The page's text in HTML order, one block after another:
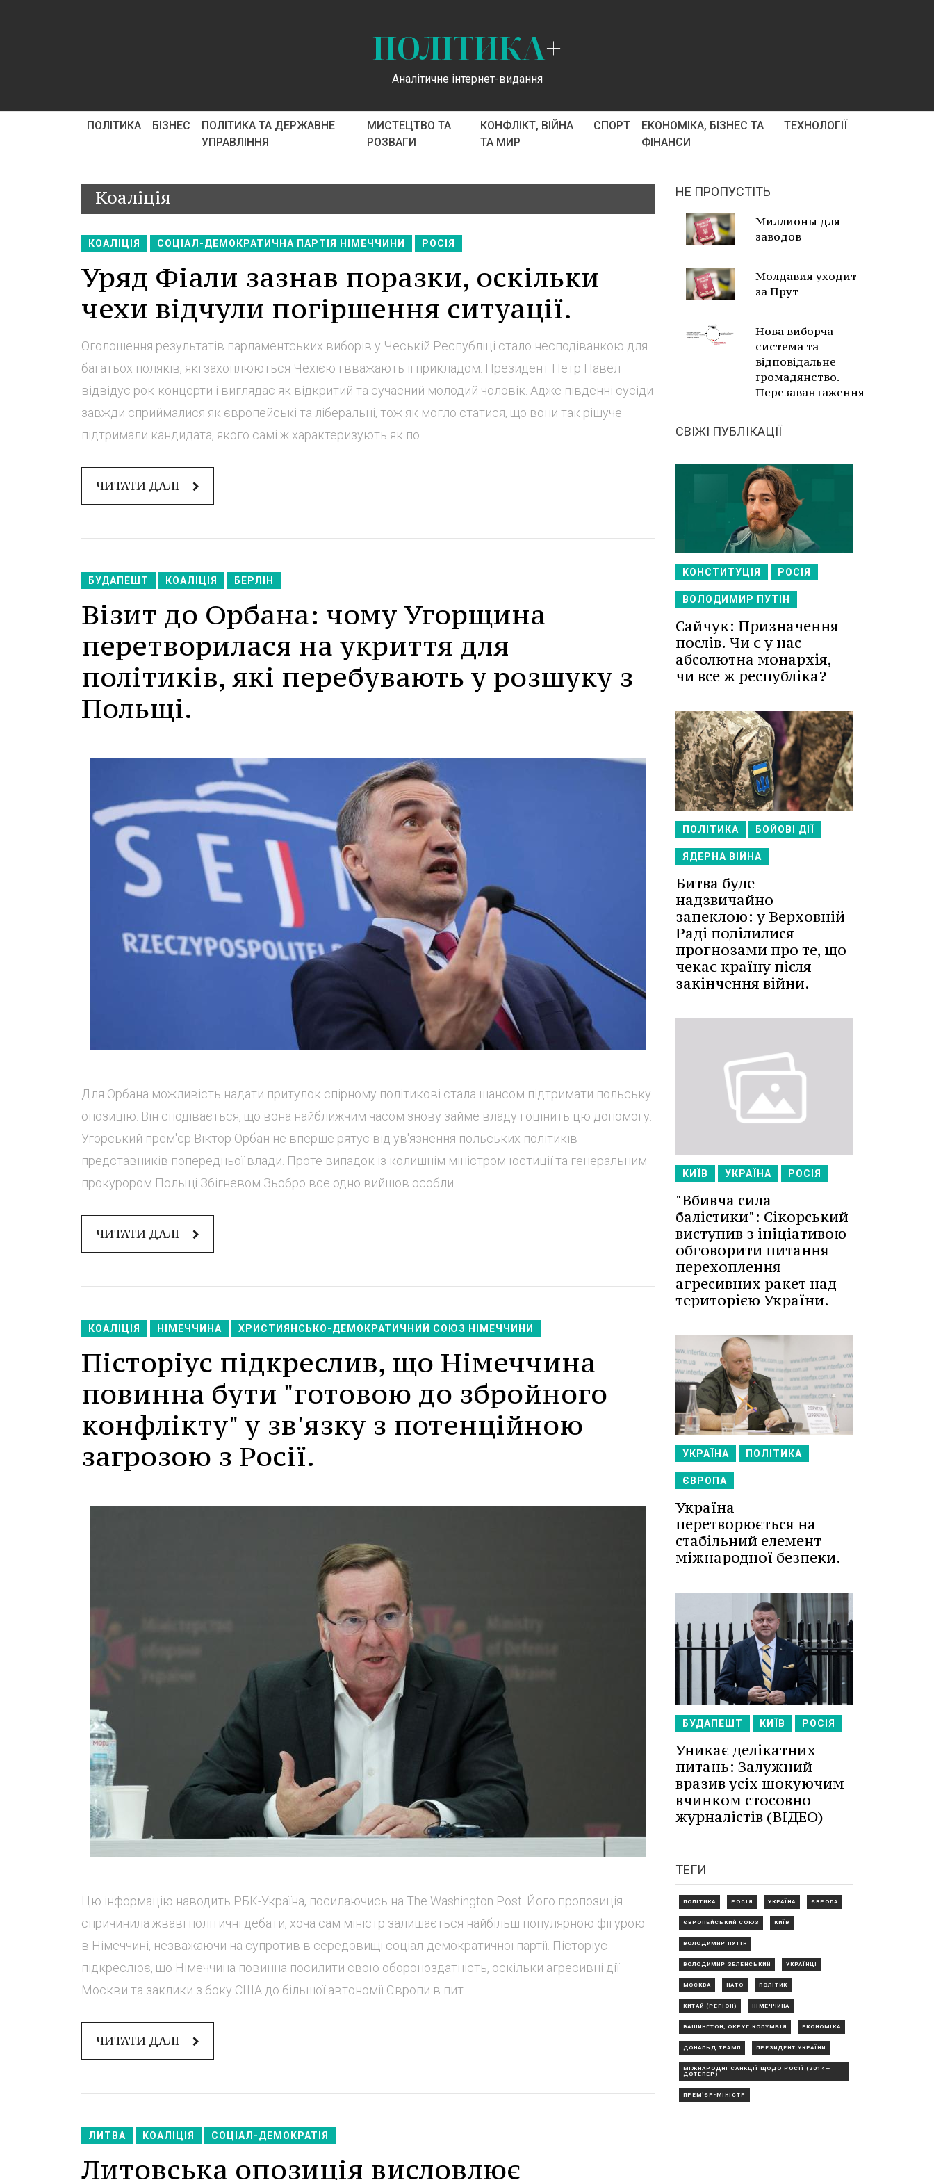
ПОЛІТИКА+
Аналітичне інтернет-видання
ПОЛІТИКА БІЗНЕС
ПОЛІТИКА ТА ДЕРЖАВНЕ
УПРАВЛІННЯ
МИСТЕЦТВО ТА
РОЗВАГИ
КОНФЛІКТ, ВІЙНА
ТА МИР
СПОРТ
ЕКОНОМІКА, БІЗНЕС ТА
ФІНАНСИ
ТЕХНОЛОГІЇ
Коаліція
КОАЛІЦІЯ СОЦІАЛ-ДЕМОКРАТИЧНА ПАРТІЯ НІМЕЧЧИНИ РОСІЯ
Уряд Фіали зазнав поразки, оскільки
чехи відчули погіршення ситуації.
Оголошення результатів парламентських виборів у Чеській Республіці стало несподіванкою для
багатьох поляків, які захоплюються Чехією і вважають її прикладом. Президент Петр Павел
відвідує рок-концерти і виглядає як відкритий та сучасний молодий чоловік. Адже південні сусіди
завжди сприймалися як європейські та ліберальні, тож як могло статися, що вони так рішуче
підтримали кандидата, якого самі ж характеризують як по...
ЧИТАТИ ДАЛІ
БУДАПЕШТ КОАЛІЦІЯ БЕРЛІН
Візит до Орбана: чому Угорщина
перетворилася на укриття для
політиків, які перебувають у розшуку з
Польщі.
Для Орбана можливість надати притулок спірному політикові стала шансом підтримати польську
опозицію. Він сподівається, що вона найближчим часом знову займе владу і оцінить цю допомогу.
Угорський прем'єр Віктор Орбан не вперше рятує від ув'язнення польських політиків -
представників попередньої влади. Проте випадок із колишнім міністром юстиції та генеральним
прокурором Польщі Збігневом Зьобро все одно вийшов особли...
ЧИТАТИ ДАЛІ
КОАЛІЦІЯ НІМЕЧЧИНА ХРИСТИЯНСЬКО-ДЕМОКРАТИЧНИЙ СОЮЗ НІМЕЧЧИНИ
Пісторіус підкреслив, що Німеччина
повинна бути "готовою до збройного
конфлікту" у зв'язку з потенційною
загрозою з Росії.
Цю інформацію наводить РБК-Україна, посилаючись на The Washington Post. Його пропозиція
спричинила жваві політичні дебати, хоча сам міністр залишається найбільш популярною фігурою
в Німеччині, незважаючи на супротив в середовищі соціал-демократичної партії. Пісторіус
підкреслює, що Німеччина повинна посилити свою обороноздатність, оскільки агресивні дії
Москви та заклики з боку США до більшої автономії Європи в пит...
ЧИТАТИ ДАЛІ
ЛИТВА КОАЛІЦІЯ СОЦІАЛ-ДЕМОКРАТІЯ
Литовська опозиція висловлює
НЕ ПРОПУСТІТЬ
Миллионы для
заводов
Молдавия уходит
за Прут
Нова виборча
система та
відповідальне
громадянство.
Перезавантаження
СВІЖІ ПУБЛІКАЦІЇ
КОНСТИТУЦІЯ РОСІЯ
ВОЛОДИМИР ПУТІН
Сайчук: Призначення
послів. Чи є у нас
абсолютна монархія,
чи все ж республіка?
ПОЛІТИКА БОЙОВІ ДІЇ
ЯДЕРНА ВІЙНА
Битва буде
надзвичайно
запеклою: у Верховній
Раді поділилися
прогнозами про те, що
чекає країну після
закінчення війни.
КИЇВ УКРАЇНА РОСІЯ
"Вбивча сила
балістики": Сікорський
виступив з ініціативою
обговорити питання
перехоплення
агресивних ракет над
територією України.
УКРАЇНА ПОЛІТИКА
ЄВРОПА
Україна
перетворюється на
стабільний елемент
міжнародної безпеки.
БУДАПЕШТ КИЇВ РОСІЯ
Уникає делікатних
питань: Залужний
вразив усіх шокуючим
вчинком стосовно
журналістів (ВІДЕО)
ТЕГИ
ПОЛІТИКА РОСІЯ УКРАЇНА ЄВРОПА
ЄВРОПЕЙСЬКИЙ СОЮЗ КИЇВ
ВОЛОДИМИР ПУТІН
ВОЛОДИМИР ЗЕЛЕНСЬКИЙ УКРАЇНЦІ
МОСКВА НАТО ПОЛІТИК
КИТАЙ (РЕГІОН) НІМЕЧЧИНА
ВАШИНГТОН, ОКРУГ КОЛУМБІЯ ЕКОНОМІКА
ДОНАЛЬД ТРАМП ПРЕЗИДЕНТ УКРАЇНИ
МІЖНАРОДНІ САНКЦІЇ ЩОДО РОСІЇ (2014—
ДОТЕПЕР)
ПРЕМ'ЄР-МІНІСТР